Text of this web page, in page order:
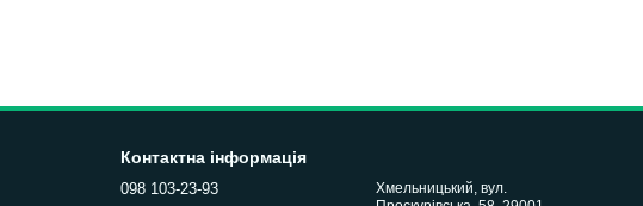
Контактна інформація
098 103-23-93
Хмельницький, вул.